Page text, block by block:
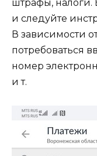
штрафы,
и следуйте
В зависимости
потребоваться
номер
и т.